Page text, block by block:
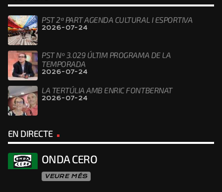
PST 2ª PART AGENDA CULTURAL I ESPORTIVA
2026-07-24
PST Nº 3.029 ÚLTIM PROGRAMA DE LA
TEMPORADA
2026-07-24
LA TERTÚLIA AMB ENRIC FONTBERNAT
2026-07-24
EN DIRECTE
ONDA CERO
VEURE MÉS